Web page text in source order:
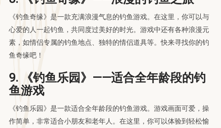
《钓鱼奇缘》是一款充满浪漫气息的钓鱼游戏。在这里，你可以与
心爱的人一起钓鱼，共同度过美好的时光。游戏中还有各种浪漫元
素，如情侣专属的钓鱼地点、独特的情侣道具等。快来寻找你的钓
鱼奇缘吧！
9. 《钓鱼乐园》——适合全年龄段的钓
鱼游戏
《钓鱼乐园》是一款适合全年龄段的钓鱼游戏。游戏画面可爱，操
作简单，非常适合小朋友和老年人。在这里，你可以体验到轻松愉